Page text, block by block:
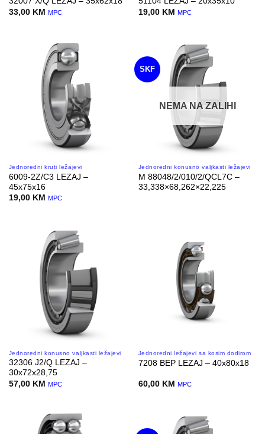
33,00 KM MPC
19,00 KM MPC
Jednoredni kruti ležajevi
6009-2Z/C3 LEZAJ –
45x75x16
19,00 KM MPC
SKF
NEMA NA ZALIHI
Jednoredni konusno valjkasti ležajevi
M 88048/2/010/2/QCL7C –
33,338×68,262×22,225
Jednoredni konusno valjkasti ležajevi
32306 J2/Q LEZAJ –
30x72x28,75
57,00 KM MPC
Jednoredni ležajevi sa kosim dodirom
7208 BEP LEZAJ – 40x80x18
60,00 KM MPC